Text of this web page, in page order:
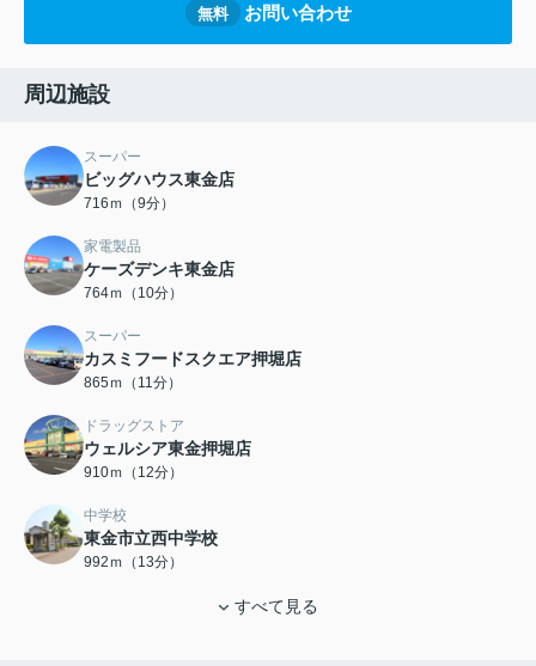
無料 お問い合わせ
周辺施設
スーパー
ビッグハウス東金店
716ｍ（9分）
家電製品
ケーズデンキ東金店
764ｍ（10分）
スーパー
カスミフードスクエア押堀店
865ｍ（11分）
ドラッグストア
ウェルシア東金押堀店
910ｍ（12分）
中学校
東金市立西中学校
992ｍ（13分）
すべて見る